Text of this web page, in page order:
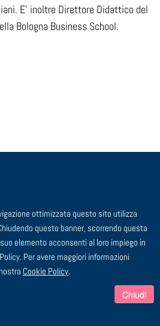
E’ inoltre Direttore Didattico del
Bologna Business School.
Cagliero, 23 - 20125 Milano
- FAX: 02 91 43 44 24 - EMAIL:
- P.I. 00729910158
ottimizzata questo sito utilizza
questo banner, scorrendo questa
elemento acconsenti al loro impiego in
Per avere maggiori informazioni
Cookie Policy.
Chiudi